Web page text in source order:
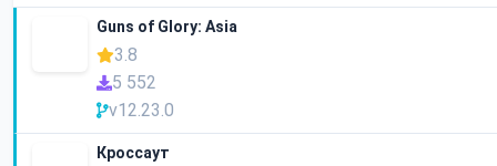
Guns of Glory: Asia
3.8
5 552
v12.23.0
Кроссаут